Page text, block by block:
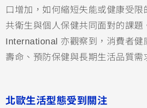
口增加，如何縮短失能或健康受限
共衛生與個人保健共同面對的課
International 亦觀察到，消費者健
壽命、預防保健與長期生活品質需
北歐生活型態受到關注